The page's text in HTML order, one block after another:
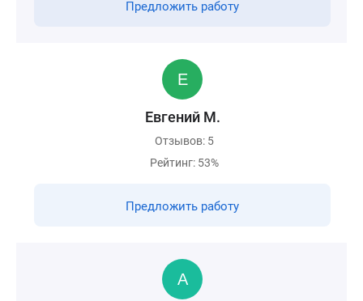
Предложить работу
Евгений М.
Отзывов: 5
Рейтинг: 53%
Предложить работу